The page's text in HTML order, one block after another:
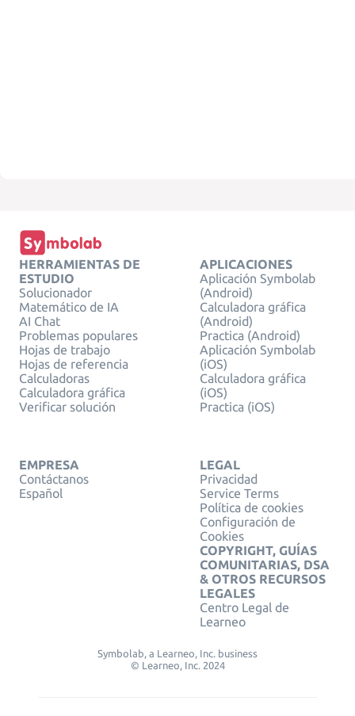
HERRAMIENTAS DE
ESTUDIO
Solucionador
Matemático de IA
AI Chat
Problemas populares
Hojas de trabajo
Hojas de referencia
Calculadoras
Calculadora gráfica
Verificar solución
APLICACIONES
Aplicación Symbolab
(Android)
Calculadora gráfica
(Android)
Practica (Android)
Aplicación Symbolab
(iOS)
Calculadora gráfica
(iOS)
Practica (iOS)
EMPRESA
Contáctanos
Español
LEGAL
Privacidad
Service Terms
Política de cookies
Configuración de
Cookies
COPYRIGHT, GUÍAS
COMUNITARIAS, DSA
& OTROS RECURSOS
LEGALES
Centro Legal de
Learneo
Symbolab, a Learneo, Inc. business
© Learneo, Inc. 2024